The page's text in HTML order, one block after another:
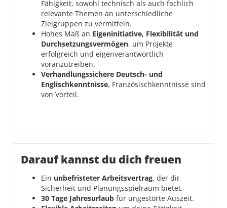
Fähigkeit, sowohl technisch als auch fachlich
relevante Themen an unterschiedliche
Zielgruppen zu vermitteln.
Hohes Maß an Eigeninitiative, Flexibilität und
Durchsetzungsvermögen, um Projekte
erfolgreich und eigenverantwortlich
voranzutreiben.
Verhandlungssichere Deutsch- und
Englischkenntnisse, Französischkenntnisse sind
von Vorteil.
Darauf kannst du dich freuen
Ein unbefristeter Arbeitsvertrag, der dir
Sicherheit und Planungsspielraum bietet.
30 Tage Jahresurlaub für ungestörte Auszeit.